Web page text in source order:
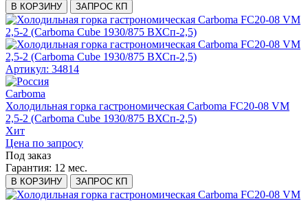
В КОРЗИНУ ЗАПРОС КП
Артикул: 34814
Carboma
Холодильная горка гастрономическая Carboma FC20-08 VM
2,5-2 (Carboma Cube 1930/875 ВХСп-2,5)
Хит
Цена по запросу
Под заказ
Гарантия: 12 мес.
В КОРЗИНУ ЗАПРОС КП